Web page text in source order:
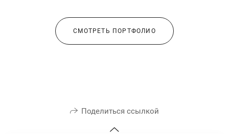
СМОТРЕТЬ ПОРТФОЛИО
Поделиться ссылкой